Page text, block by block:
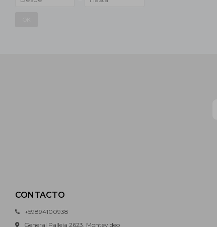
CONTACTO
+59894100938
General Palleja 2623, Montevideo